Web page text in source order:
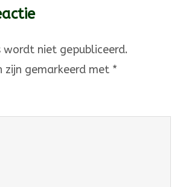
niet gepubliceerd.
zijn gemarkeerd met *